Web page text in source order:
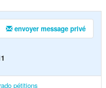
envoyer message privé
pétitions